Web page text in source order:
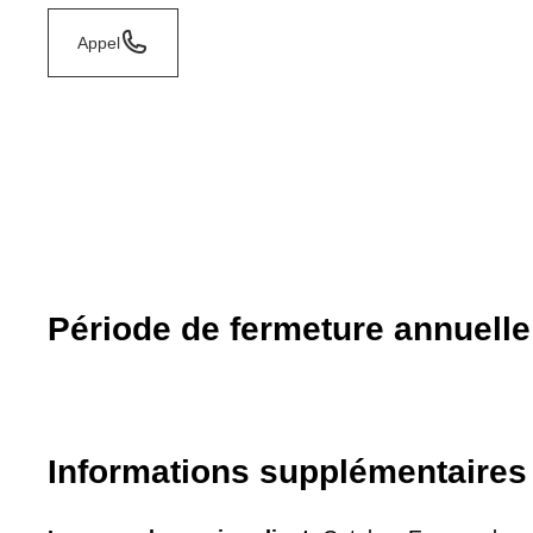
Appel
Période de fermeture
Informations supplémentaires